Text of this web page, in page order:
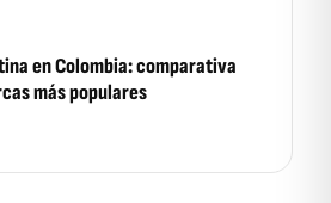
en Colombia: comparativa
más populares